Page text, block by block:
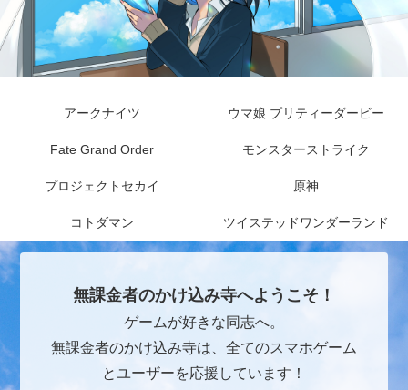
アークナイツ ウマ娘 プリティーダービー
Fate Grand Order モンスターストライク
プロジェクトセカイ 原神
コトダマン ツイステッドワンダーランド
無課金者のかけ込み寺へようこそ！
ゲームが好きな同志へ。
無課金者のかけ込み寺は、全てのスマホゲーム
とユーザーを応援しています！